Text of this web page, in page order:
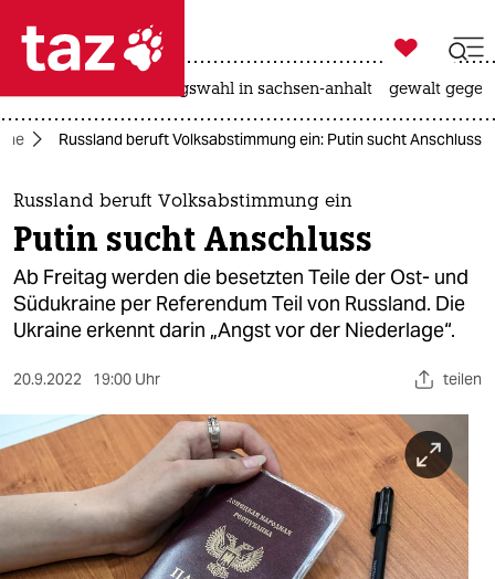
 taz zahl ich
taz zahl ich
themen
politik
öko
sport
berlin
nord

taz zahl ich
landtagswahl in sachsen-anhalt gewalt
Russland beruft Volksabstimmung ein: Putin sucht Anschluss
Russland beruft Volksabstimmung ein
Putin sucht Anschluss
Ab Freitag werden die besetzten Teile der Ost- und
Südukraine per Referendum Teil von Russland. Die
Ukraine erkennt darin „Angst vor der Niederlage“.
20.9.2022 19:00 Uhr teilen